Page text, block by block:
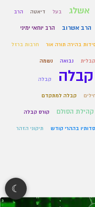
אשלג בעל דיאטה הרב
הרב אשרוב הרב יוחאי ימיני
בהירה תורה אור חרבות ברזל
נבואה נשמה
קבלה קבלה
קבלה למתקדם
קהילת הסולם קורס קבלה
בההרי קודש תיקוני הזהר
☾